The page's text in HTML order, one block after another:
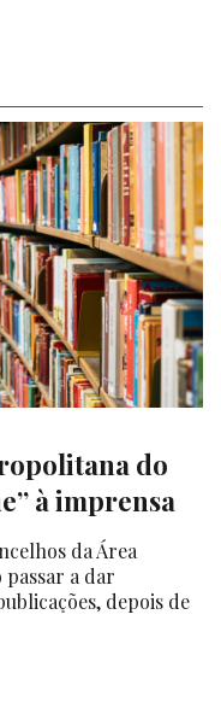
do
à imprensa
da Área
a dar
depois de